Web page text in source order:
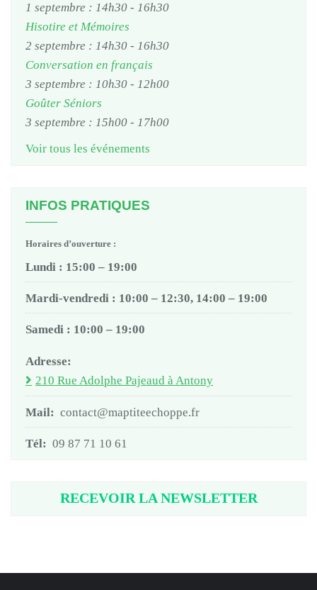
1 septembre : 14h30 - 16h30
Hisotire et Mémoires
2 septembre : 14h30 - 16h30
Conversation en français
3 septembre : 10h30 - 12h00
Goûter Séniors
3 septembre : 15h00 - 17h00
Voir tous les événements
INFOS PRATIQUES
Horaires d’ouverture :
Lundi : 15:00 – 19:00
Mardi-vendredi : 10:00 – 12:30, 14:00 – 19:00
Samedi : 10:00 – 19:00
Adresse:
210 Rue Adolphe Pajeaud à Antony
Mail: contact@maptiteechoppe.fr
Tél: 09 87 71 10 61
RECEVOIR LA NEWSLETTER